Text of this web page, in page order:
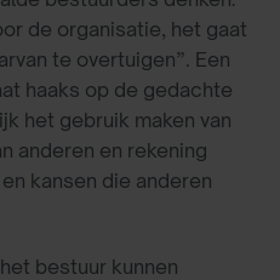
de organisatie, het gaat
te overtuigen”. Een
haaks op de gedachte
het gebruik maken van
anderen en rekening
kansen die anderen
bestuur kunnen